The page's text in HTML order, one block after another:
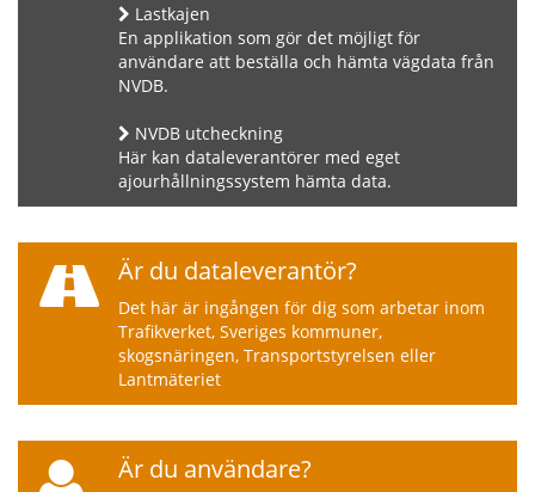
Lastkajen
En applikation som gör det möjligt för
användare att beställa och hämta vägdata från
NVDB.
NVDB utcheckning
Här kan dataleverantörer med eget
ajourhållningssystem hämta data.
Är du dataleverantör?
Det här är ingången för dig som arbetar inom
Trafikverket, Sveriges kommuner,
skogsnäringen, Transportstyrelsen eller
Lantmäteriet
Är du användare?